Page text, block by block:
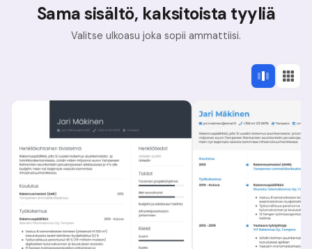
Sama sisältö, kaksitoista tyyliä
Valitse ulkoasu joka sopii ammattiisi.